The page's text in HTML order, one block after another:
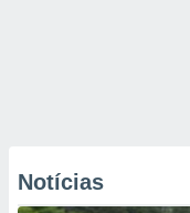
Notícias